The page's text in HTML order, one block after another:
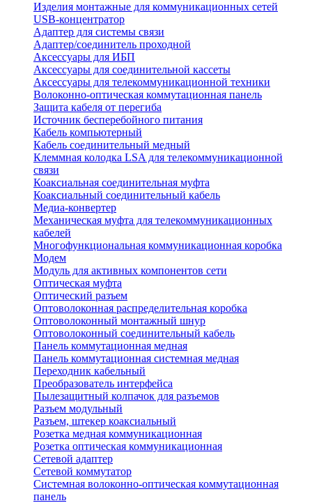
Изделия монтажные для коммуникационных сетей
USB-концентратор
Адаптер для системы связи
Адаптер/соединитель проходной
Аксессуары для ИБП
Аксессуары для соединительной кассеты
Аксессуары для телекоммуникационной техники
Волоконно-оптическая коммутационная панель
Защита кабеля от перегиба
Источник бесперебойного питания
Кабель компьютерный
Кабель соединительный медный
Клеммная колодка LSA для телекоммуникационной
связи
Коаксиальная соединительная муфта
Коаксиальный соединительный кабель
Медиа-конвертер
Механическая муфта для телекоммуникационных
кабелей
Многофункциональная коммуникационная коробка
Модем
Модуль для активных компонентов сети
Оптическая муфта
Оптический разъем
Оптоволоконная распределительная коробка
Оптоволоконный монтажный шнур
Оптоволоконный соединительный кабель
Панель коммутационная медная
Панель коммутационная системная медная
Переходник кабельный
Преобразователь интерфейса
Пылезащитный колпачок для разъемов
Разъем модульный
Разъем, штекер коаксиальный
Розетка медная коммуникационная
Розетка оптическая коммуникационная
Сетевой адаптер
Сетевой коммутатор
Системная волоконно-оптическая коммутационная
панель